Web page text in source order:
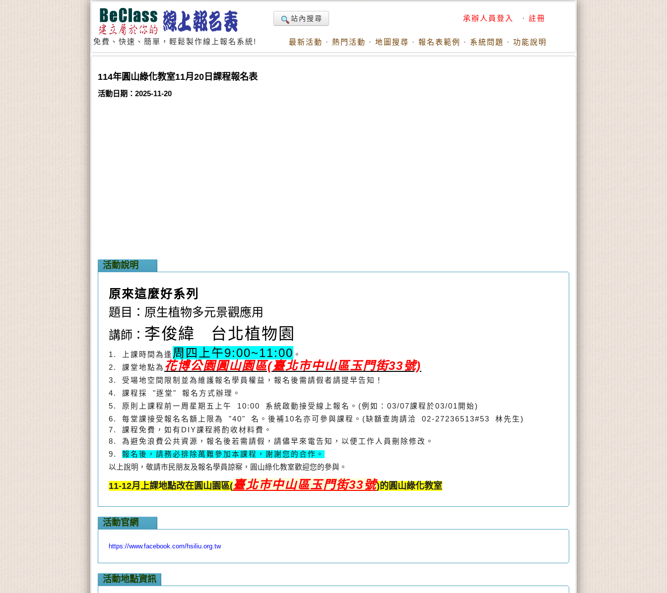
免費、快速、簡單，輕鬆製作線上報名系統!
站內搜尋 承辦人員登入 · 註冊
最新活動 · 熱門活動 · 地圖搜尋 · 報名表範例 · 系統問題 · 功能說明
114年圓山綠化教室11月20日課程報名表
活動日期：2025-11-20
活動說明
原來這麼好系列
題目：原生植物多元景觀應用
講師： 李俊緯 台北植物園
1. 上課時間為逢 周四上午9:00~11:00 。
2. 課堂地點為 花博公園圓山園區(臺北市中山區玉門街33號)
3. 受場地空間限制並為維護報名學員權益，報名後需請假者請提早告知！
4. 課程採 "逐堂" 報名方式辦理。
5. 原則上課程前一周星期五上午 10:00 系統啟動接受線上報名。(例如：03/07課程於03/01開始)
6. 每堂課接受報名名額上限為 "40" 名。後補10名亦可參與課程。(缺額查詢請洽 02-27236513#53 林先生)
7. 課程免費，如有DIY課程將酌收材料費。
8. 為避免浪費公共資源，報名後若需請假，請儘早來電告知，以便工作人員刪除修改。
9. 報名後，請務必排除萬難參加本課程，謝謝您的合作。
以上說明，敬請市民朋友及報名學員諒察， 圓山綠化教室歡迎您的參與。
11-12月上課地點改在圓山園區(臺北市中山區玉門街33號)的圓山綠化教室
活動官網
https://www.facebook.com/hsiliu.org.tw
活動地點資訊